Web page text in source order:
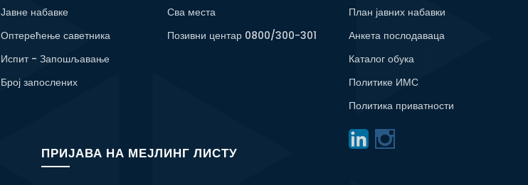
Јавне набавке
Оптерећење саветника
Испит - Запошљавање
Број запослених
Сва места
Позивни центар 0800/300-301
План јавних набавки
Анкета послодаваца
Каталог обука
Политике ИМС
Политика приватности
ПРИЈАВА НА МЕЈЛИНГ ЛИСТУ